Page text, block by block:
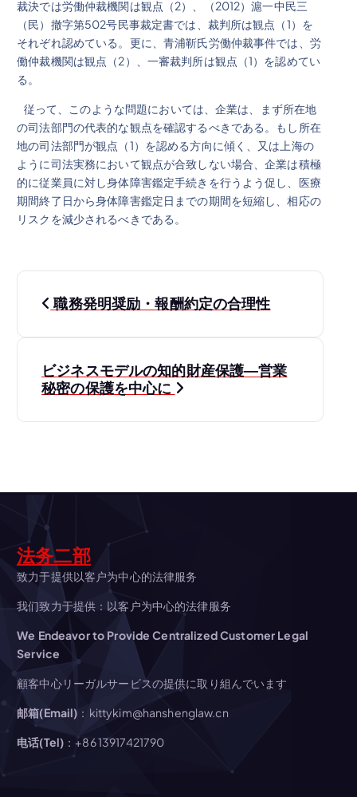
裁決では労働仲裁機関は観点（2）、（2012）滬一中民三
（民）撤字第502号民事裁定書では、裁判所は観点（1）を
それぞれ認めている。更に、青浦靳氏労働仲裁事件では、労
働仲裁機関は観点（2）、一審裁判所は観点（1）を認めてい
る。
従って、このような問題においては、企業は、まず所在地
の司法部門の代表的な観点を確認するべきである。もし所在
地の司法部門が観点（1）を認める方向に傾く、又は上海の
ように司法実務において観点が合致しない場合、企業は積極
的に従業員に対し身体障害鑑定手続きを行うよう促し、医療
期間終了日から身体障害鑑定日までの期間を短縮し、相応の
リスクを減少されるべきである。
投
ナ
ビ
ー
シ
ョ
ン
職務発明奨励・報酬約定の合理性
ビジネスモデルの知的財産保護―営業
秘密の保護を中心に
法务二部
致力于提供以客户为中心的法律服务
我们致力于提供：以客户为中心的法律服务
We Endeavor to Provide Centralized Customer Legal
Service
顧客中心リーガルサービスの提供に取り組んでいます
邮箱(Email) ：kittykim@hanshenglaw.cn
电话(Tel) ：+86 13917421790